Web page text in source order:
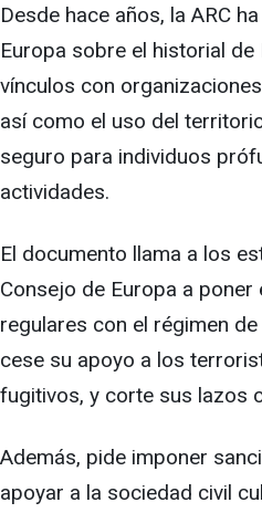
Desde hace años, la ARC
Europa sobre el historial de
vínculos con
así como el uso del
seguro para individuos
actividades.
El documento llama a los
Consejo de Europa a
regulares con el régimen
cese su apoyo a los
fugitivos, y corte sus lazos
Además, pide imponer
apoyar a la sociedad civil